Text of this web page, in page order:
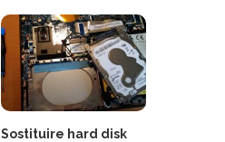
Sostituire hard disk